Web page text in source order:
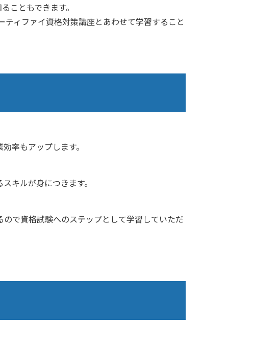
こともできます。
ィファイ資格対策講座とあわせて学習すること
率もアップします。
キルが身につきます。
で資格試験へのステップとして学習していただ